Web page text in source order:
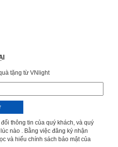
tặng từ VNlight
thông tin của quý khách, và quý
nào . Bằng việc đăng ký nhận
và hiểu chính sách bảo mật của